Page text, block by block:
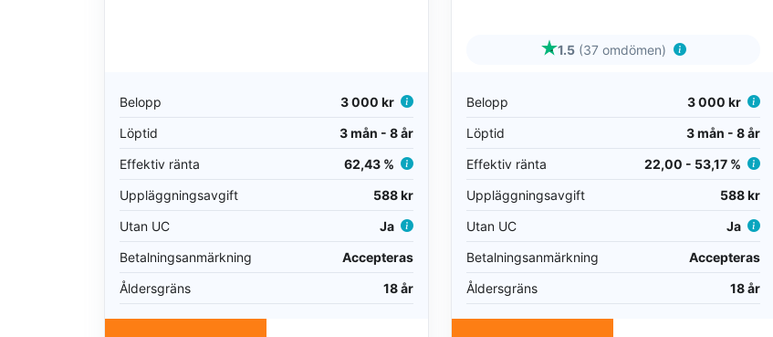
Belopp
3 000 kr
Löptid
3 mån - 8 år
Effektiv ränta
62,43 %
Uppläggningsavgift
588 kr
Utan UC
Ja
Betalningsanmärkning
Accepteras
Åldersgräns
18 år
1.5 (37 omdömen)
Belopp
3 000 kr
Löptid
3 mån - 8 år
Effektiv ränta
22,00 - 53,17 %
Uppläggningsavgift
588 kr
Utan UC
Ja
Betalningsanmärkning
Accepteras
Åldersgräns
18 år